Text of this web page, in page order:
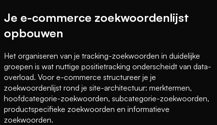
Je e-commerce zoekwoordenlijst
opbouwen
Het organiseren van je tracking-zoekwoorden in duidelijke
groepen is wat nuttige positietracking onderscheidt van data-
overload. Voor e-commerce structureer je je
zoekwoordenlijst rond je site-architectuur: merktermen,
hoofdcategorie-zoekwoorden, subcategorie-zoekwoorden,
productspecifieke zoekwoorden en informatieve
zoekwoorden.